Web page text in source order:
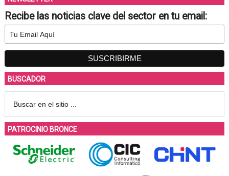
Recibe las noticias clave del sector en tu email:
BUSCADOR
PATROCINIO BRONCE